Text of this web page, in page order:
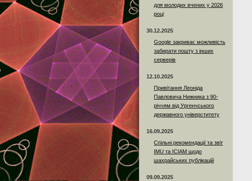
для молодих вчених у 2026
році
30.12.2025
Google закриває можливість
забирати пошту з інших
серверів
12.10.2025
Привітання Леоніда
Павловича Нижника з 90-
річчям від Ургенчського
державного універститету
16.09.2025
Спільні рекомендації та звіт
IMU та ICIAM щодо
шахрайських публікацій
09.09.2025